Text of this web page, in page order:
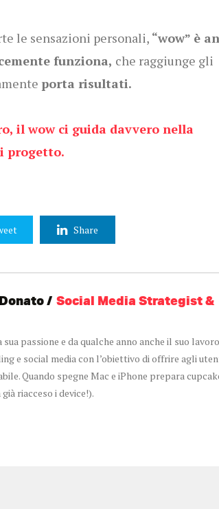
le sensazioni personali, “wow” è
funziona, che raggiunge gli
porta risultati.
il wow ci guida davvero nella
progetto.
Share
Social Media Strategist &
passione e da qualche anno anche il suo
e social media con l’obiettivo di offrire agli
Quando spegne Mac e iPhone prepara
riacceso i device!).